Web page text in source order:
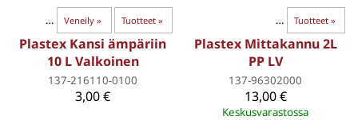
Tuotteet ‪»
Veneily ‪»
Plastex Kansi ämpäriin
10 L Valkoinen
137-216110-0100
3,00 €
Tuotteet ‪»
Kanisterit
Plastex Mittakannu 2L
PP LV
137-96302000
13,00 €
Keskusvarastossa